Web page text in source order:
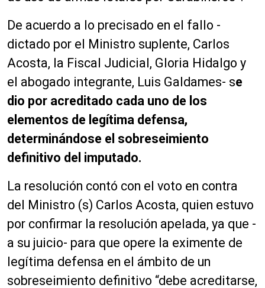
De acuerdo a lo precisado en el fallo -
dictado por el Ministro suplente, Carlos
Acosta, la Fiscal Judicial, Gloria Hidalgo y
el abogado integrante, Luis Galdames- se
dio por acreditado cada uno de los
elementos de legítima defensa,
determinándose el sobreseimiento
definitivo del imputado.
La resolución contó con el voto en contra
del Ministro (s) Carlos Acosta, quien estuvo
por confirmar la resolución apelada, ya que -
a su juicio- para que opere la eximente de
legítima defensa en el ámbito de un
sobreseimiento definitivo “debe acreditarse,